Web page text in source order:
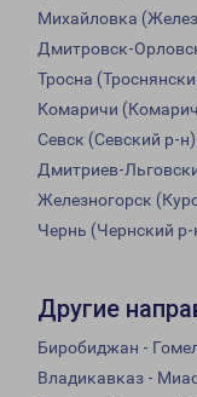
Михайловка
Дмитровск-
Тросна
Комаричи
Севск (Севский р-н)
Дмитриев-
Железногорск
Чернь (Чернский р-
Другие
Биробиджан -
Владикавказ -